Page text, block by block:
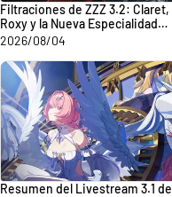
Filtraciones de ZZZ 3.2: Claret,
Roxy y la Nueva Especialidad
Armera
2026/08/04
Resumen del Livestream 3.1 de